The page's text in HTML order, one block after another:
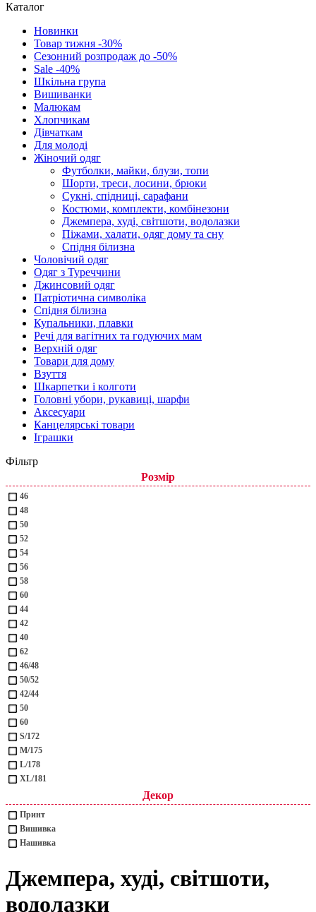
Каталог
Новинки
Товар тижня -30%
Сезонний розпродаж до -50%
Sale -40%
Шкільна група
Вишиванки
Малюкам
Хлопчикам
Дівчаткам
Для молоді
Жіночий одяг
Футболки, майки, блузи, топи
Шорти, треси, лосини, брюки
Сукні, спідниці, сарафани
Костюми, комплекти, комбінезони
Джемпера, худі, світшоти, водолазки
Піжами, халати, одяг дому та сну
Спідня білизна
Чоловічий одяг
Одяг з Туреччини
Джинсовий одяг
Патріотична символіка
Спідня білизна
Купальники, плавки
Речі для вагітних та годуючих мам
Верхній одяг
Товари для дому
Взуття
Шкарпетки і колготи
Головні убори, рукавиці, шарфи
Аксесуари
Канцелярські товари
Іграшки
Фільтр
Розмір
46
48
50
52
54
56
58
60
44
42
40
62
46/48
50/52
42/44
50
60
S/172
M/175
L/178
XL/181
Декор
Принт
Вишивка
Нашивка
Джемпера, худі, світшоти,
водолазки